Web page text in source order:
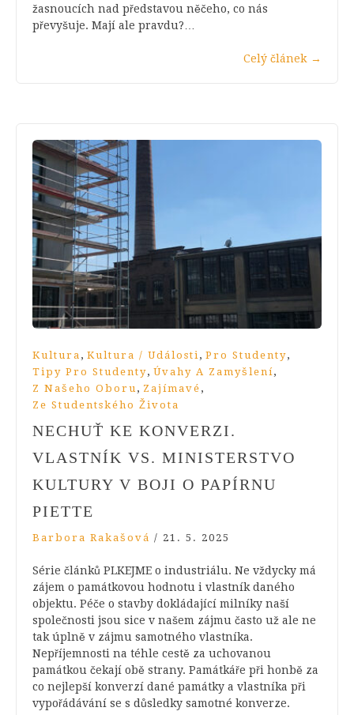
žasnoucích nad představou něčeho, co nás
převyšuje. Mají ale pravdu?…
Celý článek →
Kultura , Kultura / Události, Pro Studenty,
Tipy Pro Studenty, Úvahy A Zamyšlení,
Z Našeho Oboru, Zajímavé ,
Ze Studentského Života
NECHUŤ KE KONVERZI.
VLASTNÍK VS. MINISTERSTVO
KULTURY V BOJI O PAPÍRNU
PIETTE
Barbora Rakašová / 21. 5. 2025
Série článků PLKEJME o industriálu. Ne vždycky má
zájem o památkovou hodnotu i vlastník daného
objektu. Péče o stavby dokládající milníky naší
společnosti jsou sice v našem zájmu často už ale ne
tak úplně v zájmu samotného vlastníka.
Nepříjemnosti na téhle cestě za uchovanou
památkou čekají obě strany. Památkáře při honbě za
co nejlepší konverzí dané památky a vlastníka při
vypořádávání se s důsledky samotné konverze.